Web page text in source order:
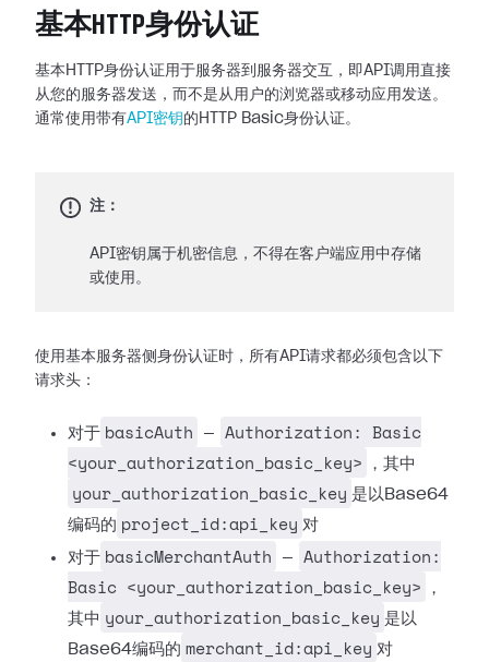
基本HTTP身份认证
基本HTTP身份认证用于服务器到服务器交互，即API调用直接
从您的服务器发送，而不是从用户的浏览器或移动应用发送。
通常使用带有API密钥 的HTTP Basic身份认证。
注：
API密钥属于机密信息，不得在客户端应用中存储
或使用。
使用基本服务器侧身份认证时，所有API请求都必须包含以下
请求头：
对于 basicAuth —
Authorization: Basic
<your_authorization_basic_key>
，其中
your_authorization_basic_key 是以Base64
编码的 project_id:api_key 对
对于 basicMerchantAuth —
Authorization:
Basic <your_authorization_basic_key>
，
其中 your_authorization_basic_key 是以
Base64编码的 merchant_id:api_key 对